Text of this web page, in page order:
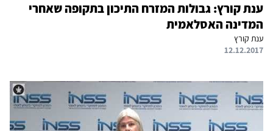
ענת קורץ: גבולות המזרח התיכון בתקופה שאחרי
המדינה האסלאמית
ענת קורץ
12.12.2017